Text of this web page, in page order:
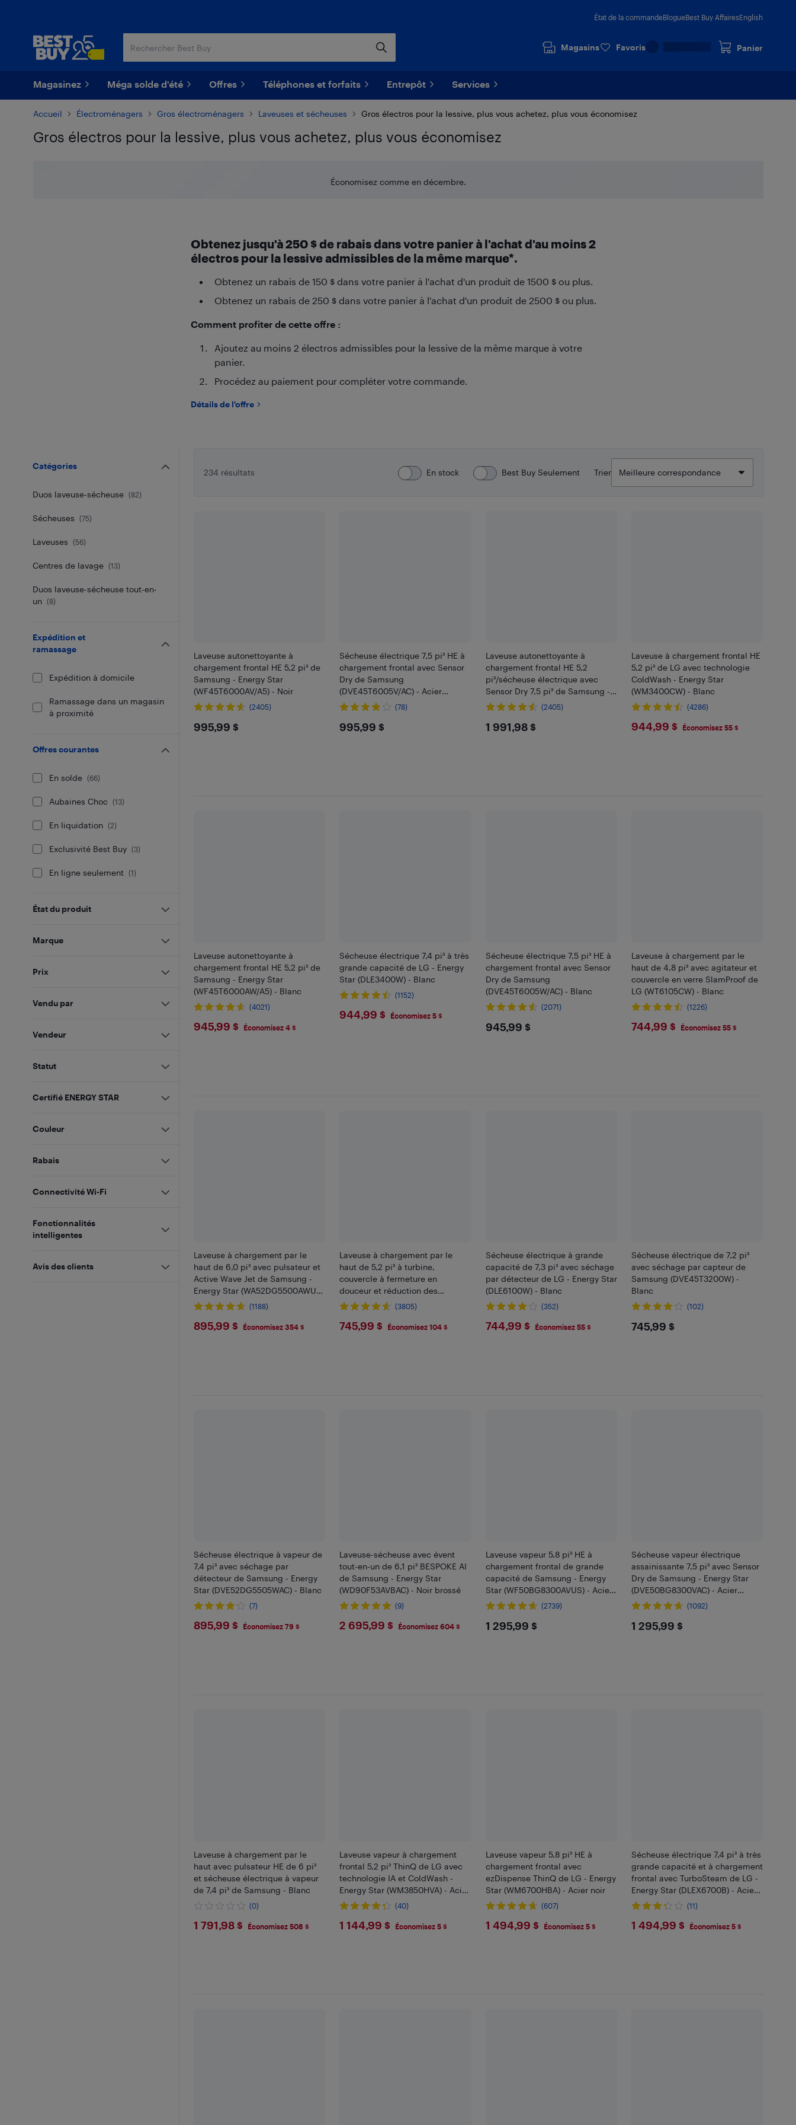
État de la commandeBlogueBest Buy AffairesEnglish
Magasins Favoris Panier
Magasinez Méga solde d'été Offres Téléphones et forfaits Entrepôt Services
Accueil Électroménagers Gros électroménagers Laveuses et sécheuses Gros électros pour la lessive, plus vous achetez, plus vous économisez
Gros électros pour la lessive, plus vous achetez, plus vous économisez
Économisez comme en décembre.
Obtenez jusqu'à 250 $ de rabais dans votre panier à l'achat d'au moins 2
électros pour la lessive admissibles de la même marque*.
Obtenez un rabais de 150 $ dans votre panier à l'achat d'un produit de 1500 $ ou plus.
Obtenez un rabais de 250 $ dans votre panier à l'achat d'un produit de 2500 $ ou plus.
Comment profiter de cette offre :
Ajoutez au moins 2 électros admissibles pour la lessive de la même marque à votre
panier.
Procédez au paiement pour compléter votre commande.
Détails de l'offre
234 résultats En stock Best Buy Seulement Trier
Laveuse autonettoyante à
chargement frontal HE 5,2 pi³ de
Samsung - Energy Star
(WF45T6000AV/A5) - Noir
(2405)
$995.99
995,99 $
Sécheuse électrique 7,5 pi³ HE à
chargement frontal avec Sensor
Dry de Samsung
(DVE45T6005V/AC) - Acier
inoxydable noir(78)
$995.99
995,99 $
Laveuse autonettoyante à
chargement frontal HE 5,2
pi³/sécheuse électrique avec
Sensor Dry 7,5 pi³ de Samsung -
Energy Star- Noir(2405)
$1991.98
1 991,98 $
Laveuse à chargement frontal HE
5,2 pi³ de LG avec technologie
ColdWash - Energy Star
(WM3400CW) - Blanc
(4286)
$944.99
944,99 $ Économisez 55 $
Laveuse autonettoyante à
chargement frontal HE 5,2 pi³ de
Samsung - Energy Star
(WF45T6000AW/A5) - Blanc
(4021)
$945.99
945,99 $ Économisez 4 $
Sécheuse électrique 7,4 pi³ à très
grande capacité de LG - Energy
Star (DLE3400W) - Blanc
(1152)
$944.99
944,99 $ Économisez 5 $
Sécheuse électrique 7,5 pi³ HE à
chargement frontal avec Sensor
Dry de Samsung
(DVE45T6005W/AC) - Blanc
(2071)
$945.99
945,99 $
Laveuse à chargement par le
haut de 4,8 pi³ avec agitateur et
couvercle en verre SlamProof de
LG (WT6105CW) - Blanc
(1226)
$744.99
744,99 $ Économisez 55 $
Laveuse à chargement par le
haut de 6,0 pi³ avec pulsateur et
Active Wave Jet de Samsung -
Energy Star (WA52DG5500AWUS)
- Blanc
(1188)
$895.99
895,99 $ Économisez 354 $
Laveuse à chargement par le
haut de 5,2 pi³ à turbine,
couvercle à fermeture en
douceur et réduction des
vibrations de Samsung
(3805)
$745.99
745,99 $ Économisez 104 $
Sécheuse électrique à grande
capacité de 7,3 pi³ avec séchage
par détecteur de LG - Energy Star
(DLE6100W) - Blanc
(352)
$744.99
744,99 $ Économisez 55 $
Sécheuse électrique de 7,2 pi³
avec séchage par capteur de
Samsung (DVE45T3200W) -
Blanc
(102)
$745.99
745,99 $
Sécheuse électrique à vapeur de
7,4 pi³ avec séchage par
détecteur de Samsung - Energy
Star (DVE52DG5505WAC) - Blanc
(7)
$895.99
895,99 $ Économisez 79 $
Laveuse-sécheuse avec évent
tout-en-un de 6,1 pi³ BESPOKE AI
de Samsung - Energy Star
(WD90F53AVBAC) - Noir brossé
(9)
$2695.99
2 695,99 $ Économisez 604 $
Laveuse vapeur 5,8 pi³ HE à
chargement frontal de grande
capacité de Samsung - Energy
Star (WF50BG8300AVUS) - Acier
inoxydable noir(2739)
$1295.99
1 295,99 $
Sécheuse vapeur électrique
assainissante 7,5 pi³ avec Sensor
Dry de Samsung - Energy Star
(DVE50BG8300VAC) - Acier
inoxydable noir(1092)
$1295.99
1 295,99 $
Laveuse à chargement par le
haut avec pulsateur HE de 6 pi³
et sécheuse électrique à vapeur
de 7,4 pi³ de Samsung - Blanc
(0)
$1791.98
1 791,98 $ Économisez 508 $
Laveuse vapeur à chargement
frontal 5,2 pi³ ThinQ de LG avec
technologie IA et ColdWash -
Energy Star (WM3850HVA) - Acier
graphite
(40)
$1144.99
1 144,99 $ Économisez 5 $
Laveuse vapeur 5,8 pi³ HE à
chargement frontal avec
ezDispense ThinQ de LG - Energy
Star (WM6700HBA) - Acier noir
(607)
$1494.99
1 494,99 $ Économisez 5 $
Sécheuse électrique 7,4 pi³ à très
grande capacité et à chargement
frontal avec TurboSteam de LG -
Energy Star (DLEX6700B) - Acier
noir
(11)
$1494.99
1 494,99 $ Économisez 5 $
Catégories
Duos laveuse-sécheuse (82)
Sécheuses (75)
Laveuses (56)
Centres de lavage (13)
Duos laveuse-sécheuse tout-en-
un
(8)
Expédition et
ramassage
Expédition à domicile
Ramassage dans un magasin
à proximité
Offres courantes
En solde (66)
Aubaines Choc (13)
En liquidation (2)
Exclusivité Best Buy (3)
En ligne seulement (1)
État du produit
Marque
Prix
Vendu par
Vendeur
Statut
Certifié ENERGY STAR
Couleur
Rabais
Connectivité Wi-Fi
Fonctionnalités
intelligentes
Avis des clients